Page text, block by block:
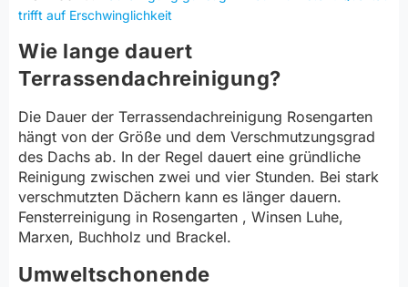
trifft auf Erschwinglichkeit
Wie lange dauert
Terrassendachreinigung?
Die Dauer der Terrassendachreinigung Rosengarten
hängt von der Größe und dem Verschmutzungsgrad
des Dachs ab. In der Regel dauert eine gründliche
Reinigung zwischen zwei und vier Stunden. Bei stark
verschmutzten Dächern kann es länger dauern.
Fensterreinigung in Rosengarten , Winsen Luhe,
Marxen, Buchholz und Brackel.
Umweltschonende